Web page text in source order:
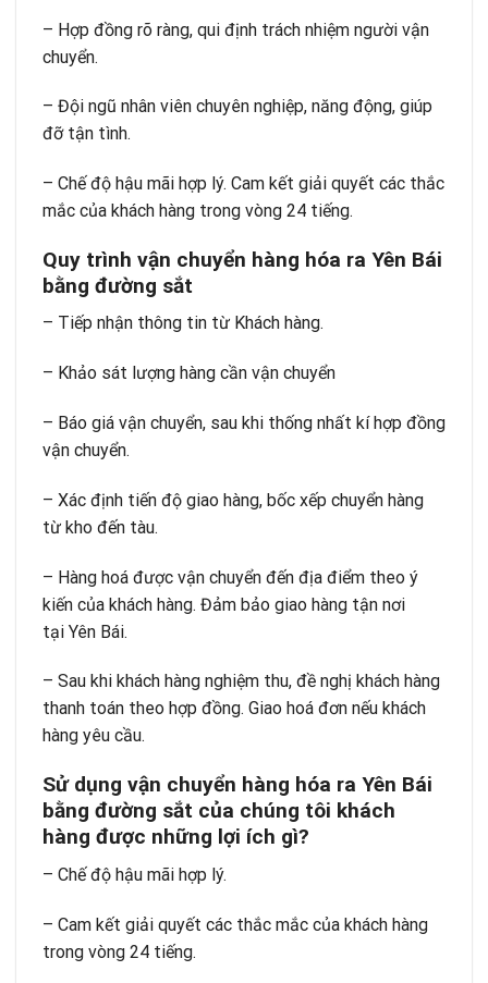
– Hợp đồng rõ ràng, qui định trách nhiệm người vận
chuyển.
– Đội ngũ nhân viên chuyên nghiệp, năng động, giúp
đỡ tận tình.
– Chế độ hậu mãi hợp lý. Cam kết giải quyết các thắc
mắc của khách hàng trong vòng 24 tiếng.
Quy trình vận chuyển hàng hóa ra Yên Bái
bằng đường sắt
– Tiếp nhận thông tin từ Khách hàng.
– Khảo sát lượng hàng cần vận chuyển
– Báo giá vận chuyển, sau khi thống nhất kí hợp đồng
vận chuyển.
– Xác định tiến độ giao hàng, bốc xếp chuyển hàng
từ kho đến tàu.
– Hàng hoá được vận chuyển đến địa điểm theo ý
kiến của khách hàng. Đảm bảo giao hàng tận nơi
tại Yên Bái.
– Sau khi khách hàng nghiệm thu, đề nghị khách hàng
thanh toán theo hợp đồng. Giao hoá đơn nếu khách
hàng yêu cầu.
Sử dụng vận chuyển hàng hóa ra Yên Bái
bằng đường sắt của chúng tôi khách
hàng được những lợi ích gì?
– Chế độ hậu mãi hợp lý.
– Cam kết giải quyết các thắc mắc của khách hàng
trong vòng 24 tiếng.